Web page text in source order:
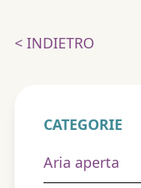
< INDIETRO
CATEGORIE
Aria aperta